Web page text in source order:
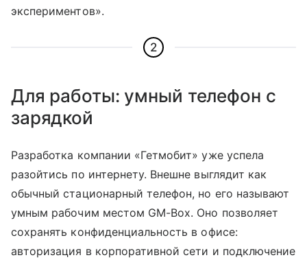
экспериментов».
2
Для работы: умный телефон с
зарядкой
Разработка компании «Гетмобит» уже успела
разойтись по интернету. Внешне выглядит как
обычный стационарный телефон, но его называют
умным рабочим местом GM-Box. Оно позволяет
сохранять конфиденциальность в офисе:
авторизация в корпоративной сети и подключение